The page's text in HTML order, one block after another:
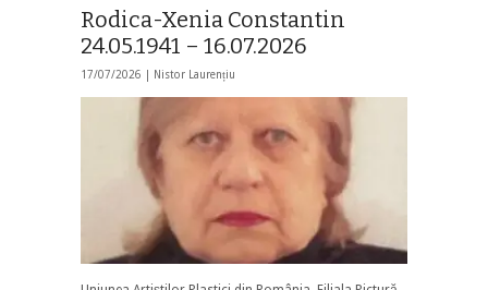
Rodica-Xenia Constantin
24.05.1941 – 16.07.2026
17/07/2026 | Nistor Laurențiu